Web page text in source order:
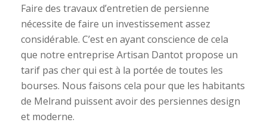
Faire des travaux d’entretien de persienne
nécessite de faire un investissement assez
considérable. C’est en ayant conscience de cela
que notre entreprise Artisan Dantot propose un
tarif pas cher qui est à la portée de toutes les
bourses. Nous faisons cela pour que les habitants
de Melrand puissent avoir des persiennes design
et moderne.